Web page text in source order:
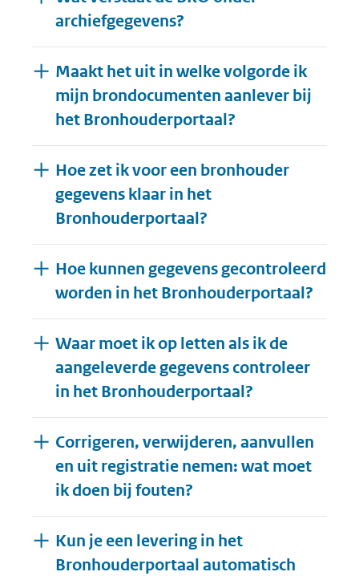
archiefgegevens?
Maakt het uit in welke volgorde ik
mijn brondocumenten aanlever bij
het Bronhouderportaal?
Hoe zet ik voor een bronhouder
gegevens klaar in het
Bronhouderportaal?
Hoe kunnen gegevens gecontroleerd
worden in het Bronhouderportaal?
Waar moet ik op letten als ik de
aangeleverde gegevens controleer
in het Bronhouderportaal?
Corrigeren, verwijderen, aanvullen
en uit registratie nemen: wat moet
ik doen bij fouten?
Kun je een levering in het
Bronhouderportaal automatisch